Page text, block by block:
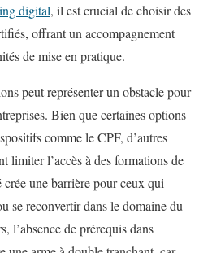
digital, il est crucial de choisir des
offrant un accompagnement
de mise en pratique.
peut représenter un obstacle pour
Bien que certaines options
comme le CPF, d’autres
limiter l’accès à des formations de
une barrière pour ceux qui
se reconvertir dans le domaine du
l’absence de prérequis dans